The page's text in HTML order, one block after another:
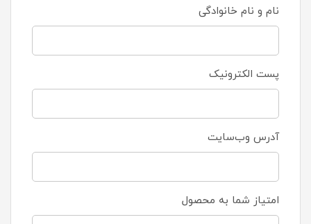
نام و نام خانوادگی
پست الکترونیک
آدرس وب‌سایت
امتیاز شما به محصول